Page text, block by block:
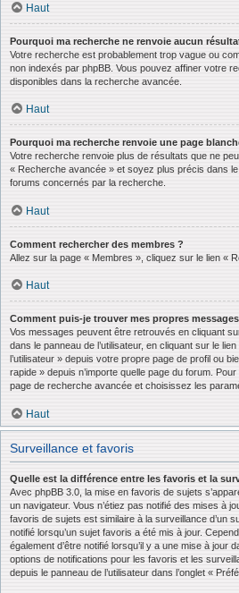
Haut
Pourquoi ma recherche ne renvoie aucun
Votre recherche est probablement trop vague ou
non indexés par phpBB. Vous pouvez affiner votre
disponibles dans la recherche avancée.
Haut
Pourquoi ma recherche renvoie une page
Votre recherche renvoie plus de résultats que ne
« Recherche avancée » et soyez plus précis dans
forums concernés par la recherche.
Haut
Comment rechercher des membres ?
Allez sur la page « Membres », cliquez sur le lien «
Haut
Comment puis-je trouver mes propres
Vos messages peuvent être retrouvés en cliquant
dans le panneau de l’utilisateur, en cliquant sur le
l’utilisateur » depuis votre propre page de profil ou
rapide » depuis n’importe quelle page du forum.
page de recherche avancée et choisissez les
Haut
Surveillance et favoris
Quelle est la différence entre les favoris et la
Avec phpBB 3.0, la mise en favoris de sujets
un navigateur. Vous n’étiez pas notifié des mises à
favoris de sujets est similaire à la surveillance d’un
notifié lorsqu’un sujet favoris a été mis à jour.
également d’être notifié lorsqu’il y a une mise à jour
options de notifications pour les favoris et les
depuis le panneau de l’utilisateur dans l’onglet «